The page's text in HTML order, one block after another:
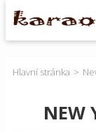
Hlavní stránka
NEW